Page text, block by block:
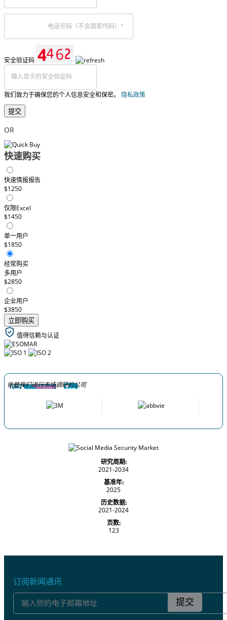
安全验证码
我们致力于确保您的个人信息安全和保密。 隐私政策
提交
OR
快速购买
快速情报报告
$1250
仅限Excel
$1450
单一用户
$1850
经常购买
多用户
$2850
企业用户
$3850
立即购买
值得信赖与认证
依赖我们进行市场调研的公司
研究周期:
2021-2034
基准年:
2025
历史数据:
2021-2024
页数:
123
订阅新闻通讯
提交